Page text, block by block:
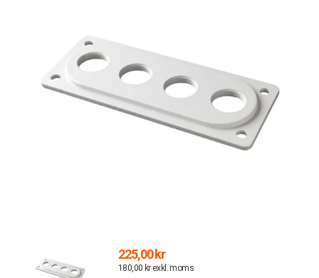
225,00 kr
180,00 kr exkl. moms